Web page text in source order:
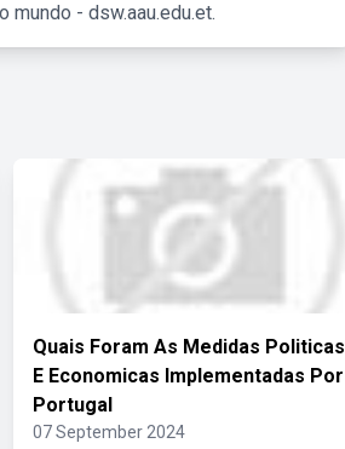
- dsw.aau.edu.et.
Quais Foram As Medidas Politicas
E Economicas Implementadas Por
Portugal
07 September 2024